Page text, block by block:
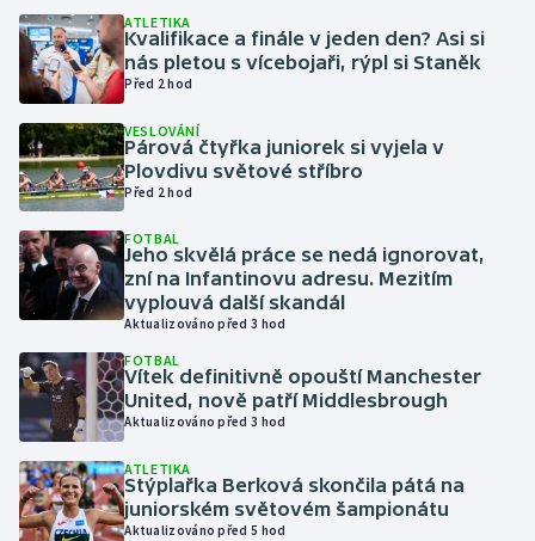
Házená
Jezdectví
Judo
Krasobruslení
Lezení
Lyže a snowboard
Moderní pětiboj
Motorsport
Olympijské hry
ATLETIKA
Kvalifikace a finále v jeden den? Asi si
nás pletou s vícebojaři, rýpl si Staněk
Před 2 hod
VESLOVÁNÍ
Párová čtyřka juniorek si vyjela v
Plovdivu světové stříbro
Před 2 hod
FOTBAL
Jeho skvělá práce se nedá ignorovat,
zní na Infantinovu adresu. Mezitím
vyplouvá další skandál
Aktualizováno před 3 hod
FOTBAL
Vítek definitivně opouští Manchester
United, nově patří Middlesbrough
Aktualizováno před 3 hod
ATLETIKA
Stýplařka Berková skončila pátá na
juniorském světovém šampionátu
Aktualizováno před 5 hod